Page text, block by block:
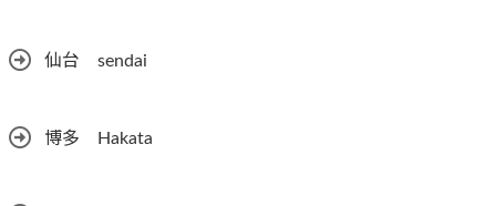
仙台 sendai
博多 Hakata